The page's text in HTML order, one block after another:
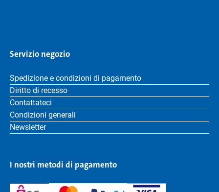
Servizio negozio
Spedizione e condizioni di pagamento
Diritto di recesso
Contattateci
Condizioni generali
Newsletter
I nostri metodi di pagamento